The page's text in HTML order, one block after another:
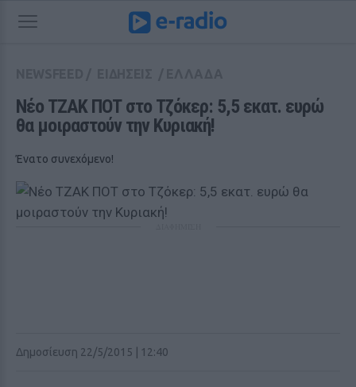
Νέο ΤΖΑΚ ΠΟΤ στο Τζόκερ: 5,5 εκατ. ευρώ
θα μοιραστούν την Κυριακή!
Ένατο συνεχόμενο!
Δημοσίευση 22/5/2015 | 12:40